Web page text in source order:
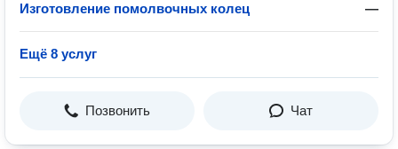
Изготовление помолвочных колец —
Ещё 8 услуг
Позвонить Чат